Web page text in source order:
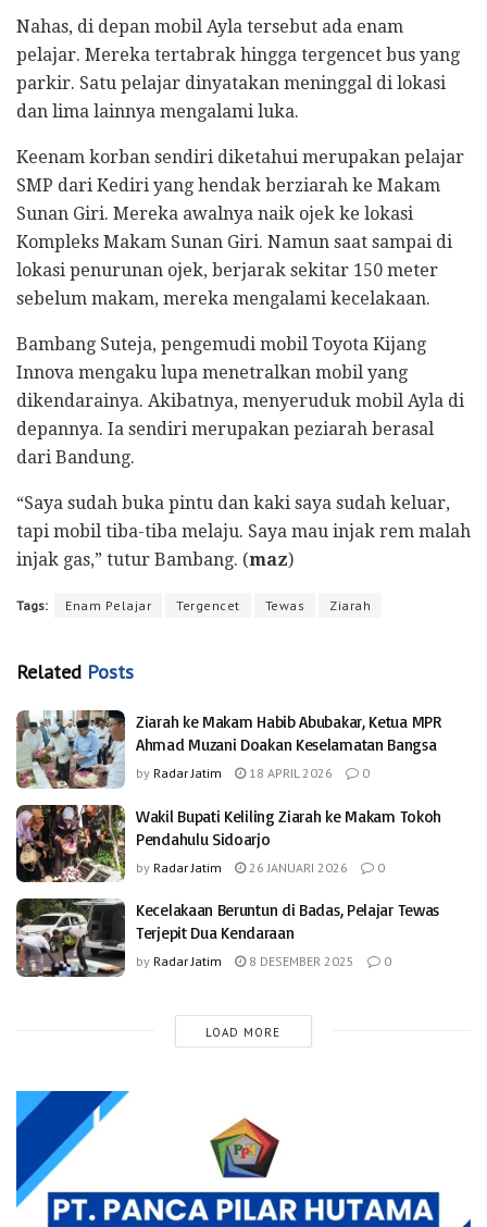
Nahas, di depan mobil Ayla tersebut ada enam
pelajar. Mereka tertabrak hingga tergencet bus yang
parkir. Satu pelajar dinyatakan meninggal di lokasi
dan lima lainnya mengalami luka.
Keenam korban sendiri diketahui merupakan pelajar
SMP dari Kediri yang hendak berziarah ke Makam
Sunan Giri. Mereka awalnya naik ojek ke lokasi
Kompleks Makam Sunan Giri. Namun saat sampai di
lokasi penurunan ojek, berjarak sekitar 150 meter
sebelum makam, mereka mengalami kecelakaan.
Bambang Suteja, pengemudi mobil Toyota Kijang
Innova mengaku lupa menetralkan mobil yang
dikendarainya. Akibatnya, menyeruduk mobil Ayla di
depannya. Ia sendiri merupakan peziarah berasal
dari Bandung.
“Saya sudah buka pintu dan kaki saya sudah keluar,
tapi mobil tiba-tiba melaju. Saya mau injak rem malah
injak gas,” tutur Bambang. (maz)
Tags: Enam Pelajar Tergencet Tewas Ziarah
Related Posts
Ziarah ke Makam Habib Abubakar, Ketua MPR
Ahmad Muzani Doakan Keselamatan Bangsa
by Radar Jatim 18 APRIL 2026 0
Wakil Bupati Keliling Ziarah ke Makam Tokoh
Pendahulu Sidoarjo
by Radar Jatim 26 JANUARI 2026 0
Kecelakaan Beruntun di Badas, Pelajar Tewas
Terjepit Dua Kendaraan
by Radar Jatim 8 DESEMBER 2025 0
LOAD MORE